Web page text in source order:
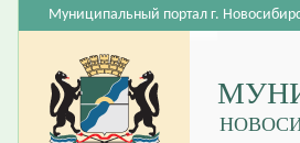
Муниципальный портал г.